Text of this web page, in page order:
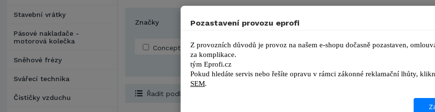
Stavební vrátky
Pásové nakladače -
motorová kolečka
Sněhové frézy
Svářecí technika
Čističky vzduchu
Značky
Concept
Řadit podle...
Pozastavení provozu eprofi
Z provozních důvodů je provoz na našem e-shopu dočasně pozastaven,
za komplikace.
tým Eprofi.cz
Pokud hledáte servis nebo řešíte opravu v rámci zákonné reklamační lhůty, kl
SEM.